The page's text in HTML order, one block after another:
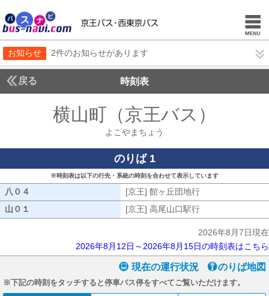
お知らせ 2件のお知らせがあります
戻る 時刻表
横山町（京王バス）
よこやまちょう
のりば 1
※時刻表は以下の行先・系統の時刻を合わせて表示しています
八０４ [京王] 館ヶ丘団地行
山０１
[京王] 高尾山口駅行
2026年8月7日現在
2026年8月12日～2026年8月15日の時刻表はこちら
現在の運行状況 のりば地図
※下記の時刻をタッチすると停車バス停をすべてご覧いただけます。